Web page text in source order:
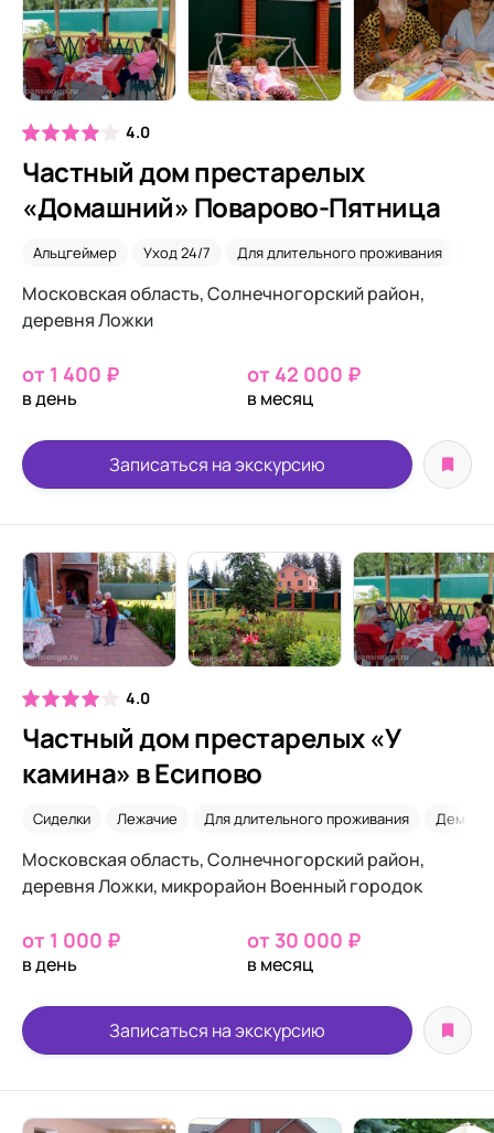
4.0
Частный дом престарелых
«Домашний» Поварово-Пятница
Альцгеймер Уход 24/7 Для длительного проживания
Московская область, Солнечногорский район,
деревня Ложки
от 1 400 ₽
в день
от 42 000 ₽
в месяц
Записаться на экскурсию
4.0
Частный дом престарелых «У
камина» в Есипово
Сиделки Лежачие Для длительного проживания
Московская область, Солнечногорский район,
деревня Ложки, микрорайон Военный городок
от 1 000 ₽
в день
от 30 000 ₽
в месяц
Записаться на экскурсию